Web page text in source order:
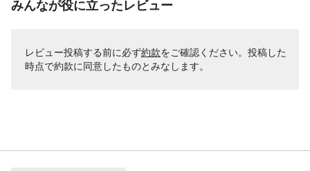
みんなが役に立ったレビュー
レビュー投稿する前に必ず約款をご確認ください。投稿した
時点で約款に同意したものとみなします。